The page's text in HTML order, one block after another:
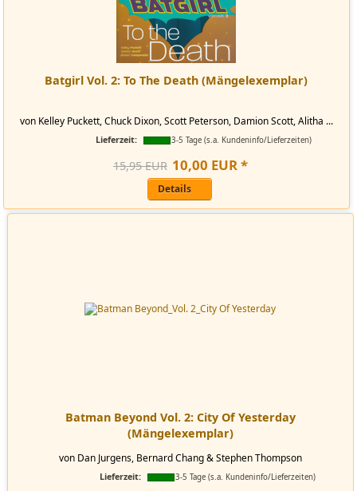
Batgirl Vol. 2: To The Death (Mängelexemplar)
von Kelley Puckett, Chuck Dixon, Scott Peterson, Damion Scott, Alitha ...
Lieferzeit: 3-5 Tage (s.a. Kundeninfo/Lieferzeiten)
15,95 EUR 10,00 EUR*
Details
Batman Beyond Vol. 2: City Of Yesterday
(Mängelexemplar)
von Dan Jurgens, Bernard Chang & Stephen Thompson
Lieferzeit: 3-5 Tage (s.a. Kundeninfo/Lieferzeiten)